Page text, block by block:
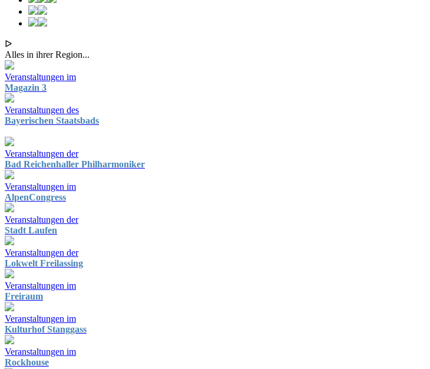
ᐅ
Alles in ihrer Region...
Veranstaltungen im
Magazin 3
Veranstaltungen des
Bayerischen Staatsbads
Veranstaltungen der
Bad Reichenhaller Philharmoniker
Veranstaltungen im
AlpenCongress
Veranstaltungen der
Stadt Laufen
Veranstaltungen der
Lokwelt Freilassing
Veranstaltungen im
Freiraum
Veranstaltungen im
Kulturhof Stanggass
Veranstaltungen im
Rockhouse